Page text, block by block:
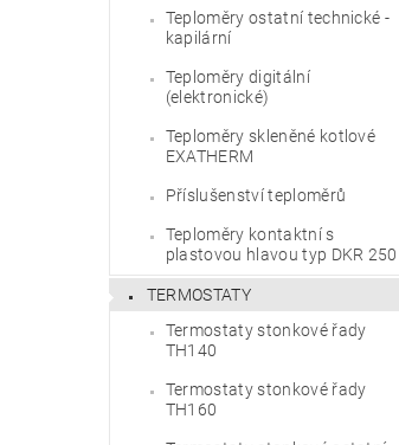
Teploměry ostatní technické -
kapilární
Teploměry digitální
(elektronické)
Teploměry skleněné kotlové
EXATHERM
Příslušenství teploměrů
Teploměry kontaktní s
plastovou hlavou typ DKR 250
TERMOSTATY
Termostaty stonkové řady
TH140
Termostaty stonkové řady
TH160